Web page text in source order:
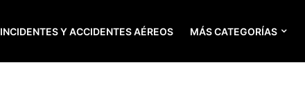
INCIDENTES Y ACCIDENTES AÉREOS MÁS CATEGORÍAS